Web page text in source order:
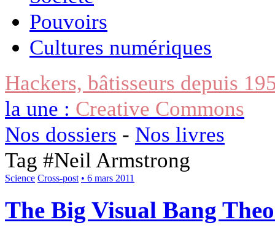
Pouvoirs
Cultures numériques
Hackers, bâtisseurs depuis
la une : Creative Commons
Nos dossiers - Nos livres
Tag #Neil Armstrong
Science Cross-post • 6 mars 2011
The Big Visual Bang